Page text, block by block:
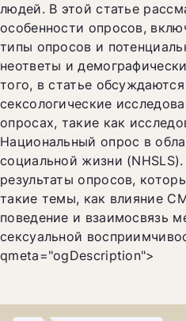
людей. В этой статье
особенности опросов,
типы опросов и
неответы и
того, в статье
сексологические
опросах, такие как
Национальный опрос в
социальной жизни
результаты опросов,
такие темы, как влияние
поведение и взаимосвязь
сексуальной
qmeta="ogDescription">